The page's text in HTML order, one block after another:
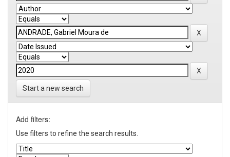
Start a new search
Add filters:
Use filters to refine the search results.